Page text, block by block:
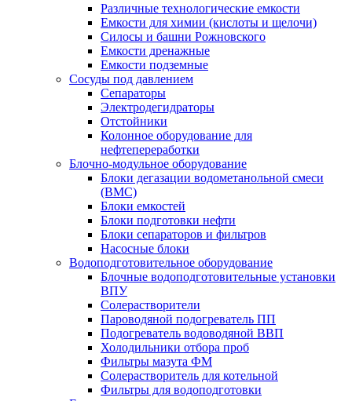
Различные технологические емкости
Емкости для химии (кислоты и щелочи)
Силосы и башни Рожновского
Емкости дренажные
Емкости подземные
Сосуды под давлением
Сепараторы
Электродегидраторы
Отстойники
Колонное оборудование для
нефтепереработки
Блочно-модульное оборудование
Блоки дегазации водометанольной смеси
(BMC)
Блоки емкостей
Блоки подготовки нефти
Блоки сепараторов и фильтров
Насосные блоки
Водоподготовительное оборудование
Блочные водоподготовительные установки
ВПУ
Солерастворители
Пароводяной подогреватель ПП
Подогреватель водоводяной ВВП
Холодильники отбора проб
Фильтры мазута ФМ
Солерастворитель для котельной
Фильтры для водоподготовки